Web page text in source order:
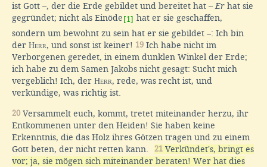
ist Gott –, der die Erde gebildet und bereitet hat – Er hat sie
gegründet; nicht als Einöde [1] hat er sie geschaffen,
sondern um bewohnt zu sein hat er sie gebildet –: Ich bin
der Herr, und sonst ist keiner! 19 Ich habe nicht im
Verborgenen geredet, in einem dunklen Winkel der Erde;
ich habe zu dem Samen Jakobs nicht gesagt: Sucht mich
vergeblich! Ich, der Herr, rede, was recht ist, und
verkündige, was richtig ist.
20 Versammelt euch, kommt, tretet miteinander herzu, ihr
Entkommenen unter den Heiden! Sie haben keine
Erkenntnis, die das Holz ihres Götzen tragen und zu einem
Gott beten, der nicht retten kann.
21 Verkündet's, bringt es
vor; ja, sie mögen sich miteinander beraten! Wer hat dies